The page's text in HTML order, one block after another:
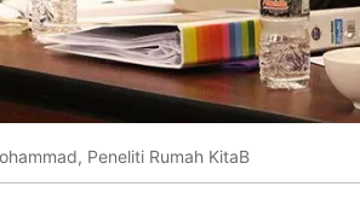
Peneliti Rumah KitaB